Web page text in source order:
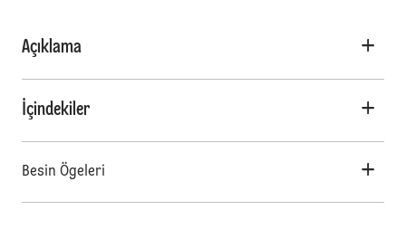
Açıklama
İçindekiler
Besin Ögeleri